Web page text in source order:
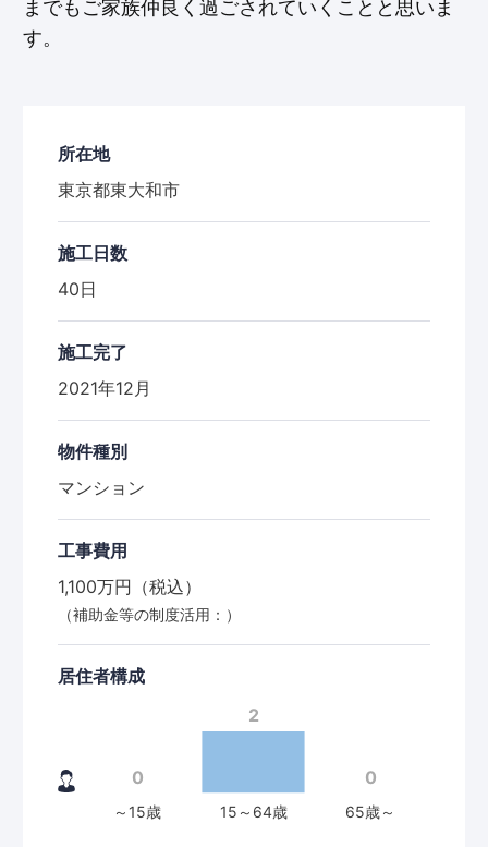
までもご家族仲良く過ごされていくことと思いま
す。
所在地
東京都東大和市
施工日数
40日
施工完了
2021年12月
物件種別
マンション
工事費用
1,100万円（税込）
（補助金等の制度活用：）
居住者構成